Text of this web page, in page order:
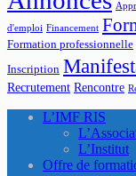
d'emploi Financement
Formation professionnelle
Inscription
Recrutement Rencontre
L’IMF RIS
L’Institut
Offre de